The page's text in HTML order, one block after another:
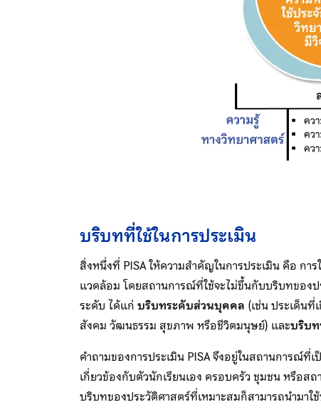
บริบทที่ใช้ในการประเมิน
สิ่งหนึ่งที่ PISA ให้ความสำคัญในการประเมิน คือ ก
แวดล้อม โดยสถานการณ์ที่ใช้จะไม่ขึ้นกับบริบทของ
ระดับ ได้แก่บริบทระดับส่วนบุคคล (เช่น ประเด็น
สังคม วัฒนธรรม สุขภาพ หรือชีวิตมนุษย์) และบริบ
คำถามของการประเมิน PISA จึงอยู่ในสถานการณ์ที่
เกี่ยวข้องกับตัวนักเรียนเอง ครอบครัว ชุมชน หรือส
บริบทของประวัติศาสตร์ที่เหมาะสมก็สามารถนำมาใ